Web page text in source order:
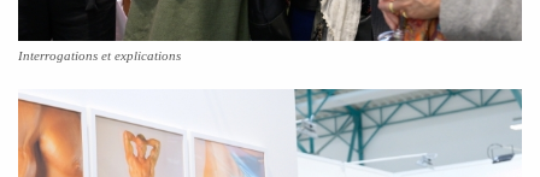
Interrogations et explications